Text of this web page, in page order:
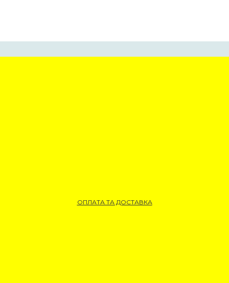
ОПЛАТА ТА ДОСТАВКА